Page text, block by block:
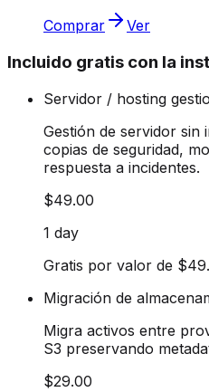
Comprar Ver
Incluido gratis con la
Servidor / hosting
Gestión de servidor
copias de seguridad,
respuesta a incidentes.
$49.00
1 day
Gratis por valor de
Migración de
Migra activos entre
S3 preservando
$29.00